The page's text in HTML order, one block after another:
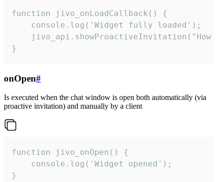
function jivo_onLoadCallback() {
    console.log('Widget fully loaded');
jivo_api.showProactiveInvitation("How
}
onOpen#
Is executed when the chat window is open both automatically (via
proactive invitation) and manually by a client
function jivo_onOpen() {
    console.log('Widget opened');
}